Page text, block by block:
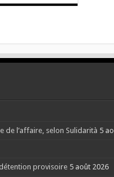
de l’affaire, selon Sulidarità 5
provisoire 5 août 2026